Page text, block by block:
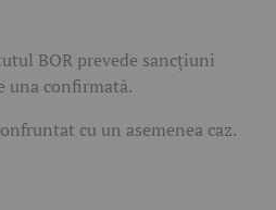
BOR prevede sancţiuni
una confirmată.
cu un asemenea caz.